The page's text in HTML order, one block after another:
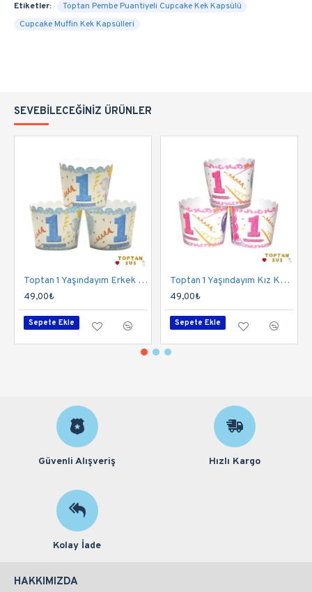
Etiketler:
Toptan Pembe Puantiyeli Cupcake Kek Kapsülü
Cupcake Muffin Kek Kapsülleri
SEVEBILECEĞINIZ ÜRÜNLER
Toptan 1 Yaşındayım Erkek Kek Kapsülü
49,00₺
Sepete Ekle
Toptan 1 Yaşındayım Kız Kek Kapsülü
49,00₺
Sepete Ekle
Güvenli Alışveriş Hızlı Kargo
Kolay İade
HAKKIMIZDA